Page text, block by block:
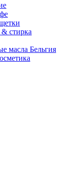
стирка
масла Бельгия